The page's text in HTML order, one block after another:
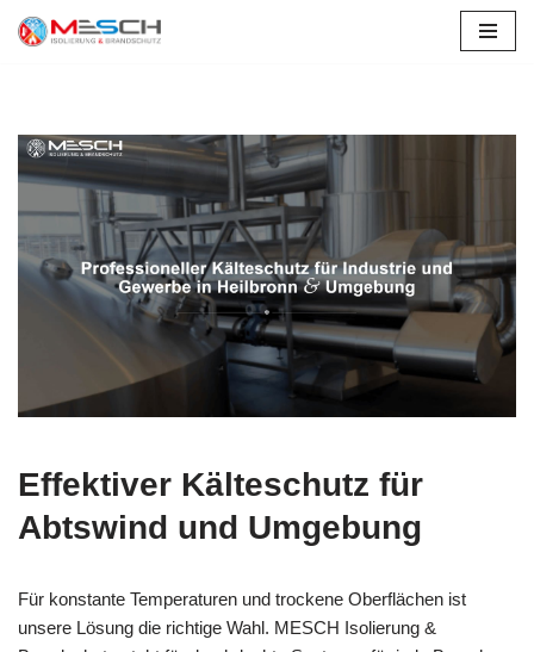
Effektiver Kälteschutz für
Abtswind und Umgebung
Für konstante Temperaturen und trockene Oberflächen ist
unsere Lösung die richtige Wahl. MESCH Isolierung &